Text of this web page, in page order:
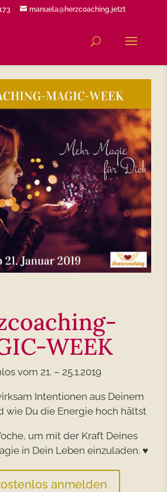
manuela@herzcoaching.jetzt
WEEK
vom 21. – 25.1.2019
Intentionen aus Deinem
wie Du die Energie hoch hältst
um mit der Kraft Deines
in Dein Leben einzuladen. ♥
anmelden